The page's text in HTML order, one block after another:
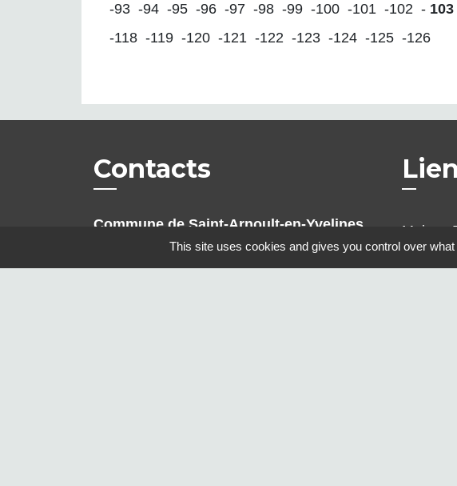
-93 -94 -95 -96 -97 -98 -99 -100 -101 -102 - 103
-118 -119 -120 -121 -122 -123 -124 -125 -126
Contacts
Commune de Saint-Arnoult-en-Yvelines
Place du Jeu de Paume
78730 Saint-Arnoult-en-Yvelines -
Maison
Office
This site uses cookies and gives you control over